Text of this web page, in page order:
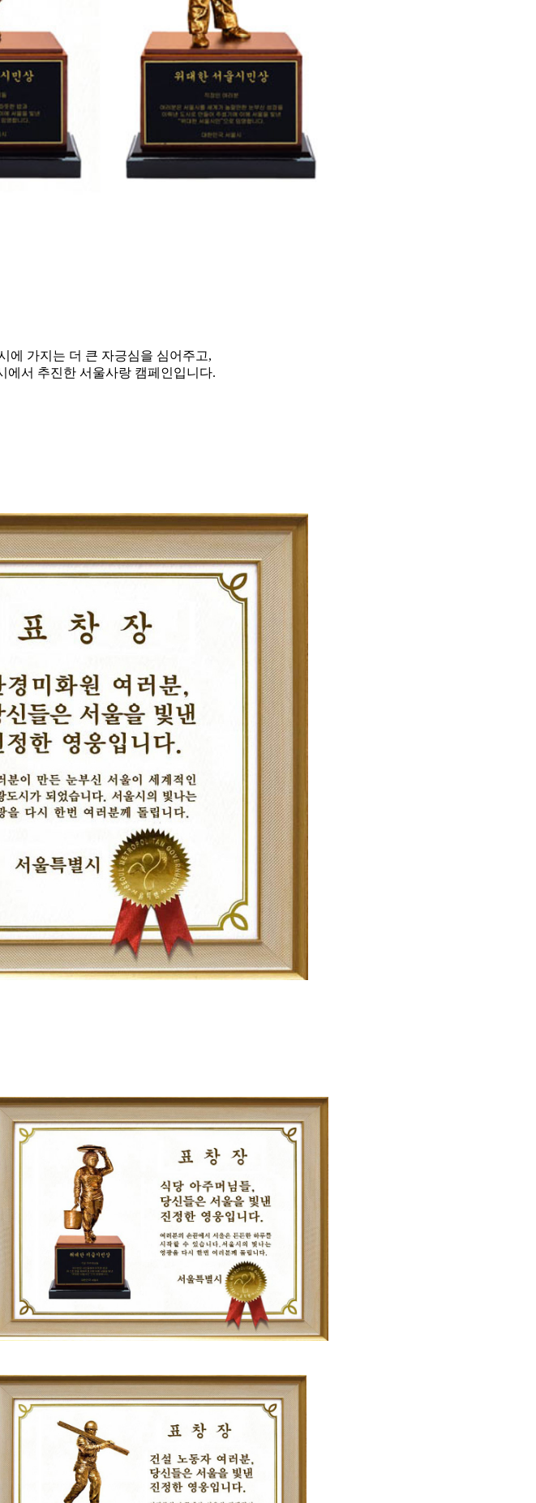
에 가지는 더 큰 자긍심을 심어주고,
에서 추진한 서울사랑 캠페인입니다.